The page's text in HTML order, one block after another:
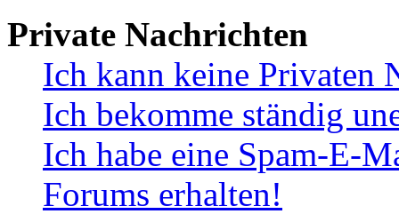
Private Nachrichten
Ich kann keine Privaten
Ich bekomme ständig
Ich habe eine Spam-E-
Forums erhalten!